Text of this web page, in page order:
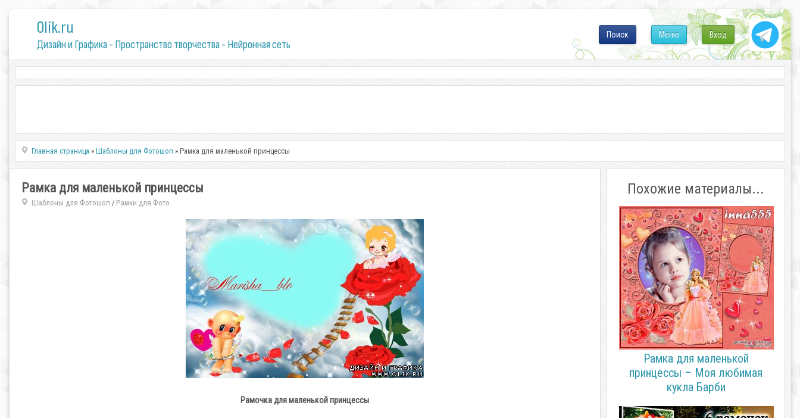
0lik.ru
Дизайн и Графика - Пространство творчества - Нейронная сеть
Вход
Меню
Поиск
Главная страница »Шаблоны для Фотошоп » Рамка для маленькой принцессы
Рамка для маленькой принцессы
Шаблоны для Фотошоп / Рамки для Фото
Рамочка для маленькой принцессы
Похожие материалы...
Рамка для маленькой
принцессы – Моя любимая
кукла Барби